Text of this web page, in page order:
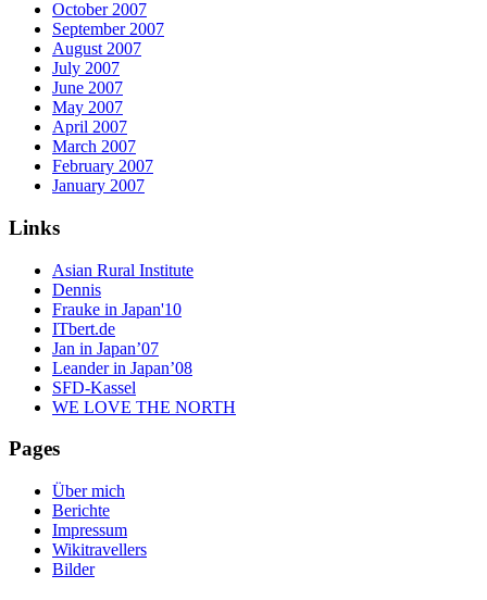
October 2007
September 2007
August 2007
July 2007
June 2007
May 2007
April 2007
March 2007
February 2007
January 2007
Links
Asian Rural Institute
Dennis
Frauke in Japan'10
ITbert.de
Jan in Japan’07
Leander in Japan’08
SFD-Kassel
WE LOVE THE NORTH
Pages
Über mich
Berichte
Impressum
Wikitravellers
Bilder